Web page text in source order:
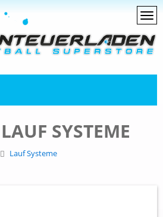
LAUF SYSTEME
Lauf Systeme